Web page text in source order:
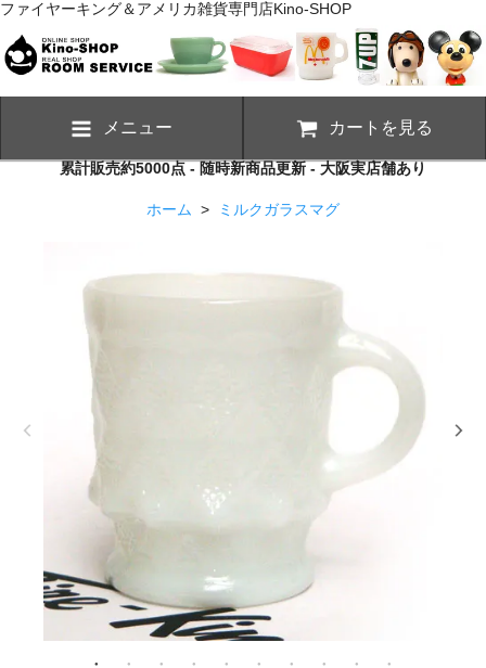
ファイヤーキング＆アメリカ雑貨専門店Kino-SHOP
メニュー カートを見る
累計販売約5000点 - 随時新商品更新 - 大阪実店舗あり
ホーム > ミルクガラスマグ